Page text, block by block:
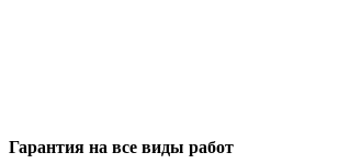
Гарантия на все виды работ